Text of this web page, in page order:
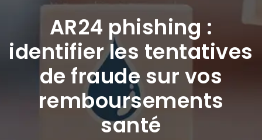
AR24 phishing :
identifier les tentatives
de fraude sur vos
remboursements
santé